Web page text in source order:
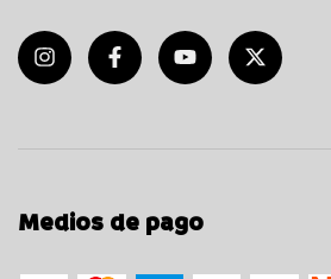
Medios de pago